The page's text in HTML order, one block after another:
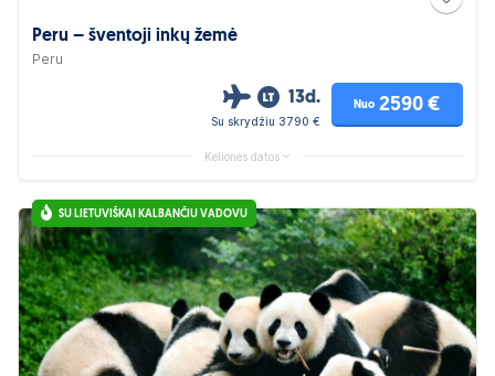
Peru – šventoji inkų žemė
Peru
13d.
Su skrydžiu 3790 €
Nuo 2590 €
Kelionės datos
SU LIETUVIŠKAI KALBANČIU VADOVU